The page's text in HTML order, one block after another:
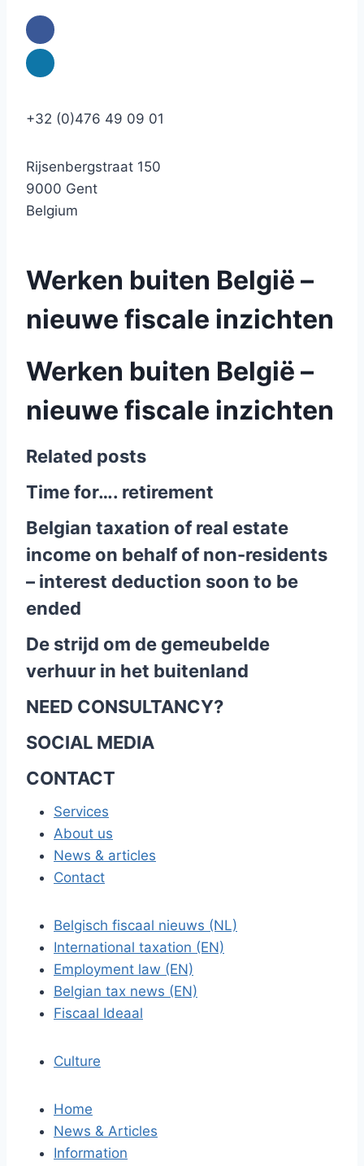
+32 (0)476 49 09 01
Rijsenbergstraat 150
9000 Gent
Belgium
Werken buiten België –
nieuwe fiscale inzichten
Werken buiten België –
nieuwe fiscale inzichten
Related posts
Time for…. retirement
Belgian taxation of real estate
income on behalf of non-residents
– interest deduction soon to be
ended
De strijd om de gemeubelde
verhuur in het buitenland
NEED CONSULTANCY?
SOCIAL MEDIA
CONTACT
Services
About us
News & articles
Contact
Belgisch fiscaal nieuws (NL)
International taxation (EN)
Employment law (EN)
Belgian tax news (EN)
Fiscaal Ideaal
Culture
Home
News & Articles
Information